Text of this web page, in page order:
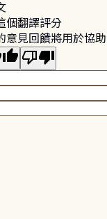
個翻譯評分
意見回饋將用於協